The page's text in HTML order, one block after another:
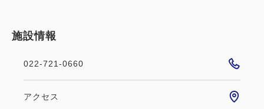
施設情報
022-721-0660
アクセス